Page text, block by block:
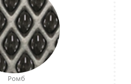
Ромб